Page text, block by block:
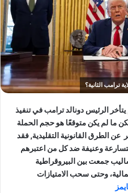
ترامب الثانية؟
الرئيس دونالد ترامب في تنفيذ
ما لم يكن متوقعًا هو حجم الحملة
عن الطرق القانونية التقليدية, فقد
وعنيفة ضد كل من اعتبرهم
جمعت بين البيروقراطية
وحتى سحب الامتيازات